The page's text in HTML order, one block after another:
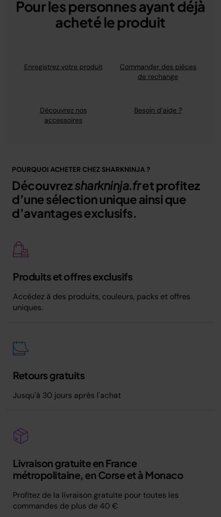
Pour les personnes ayant déjà
acheté le produit
Enregistrez votre produit
Commander des pièces
de rechange
Découvrez nos
accessoires
Besoin d’aide ?
POURQUOI ACHETER CHEZ SHARKNINJA ?
Découvrezsharkninja.fret profitez
d’une sélection unique ainsi que
d’avantages exclusifs.
Produits et offres exclusifs
Accédez à des produits, couleurs, packs et offres
uniques.
Retours gratuits
Jusqu'à 30 jours après l'achat
Livraison gratuite en France
métropolitaine, en Corse et à Monaco
Profitez de la livraison gratuite pour toutes les
commandes de plus de 40 €